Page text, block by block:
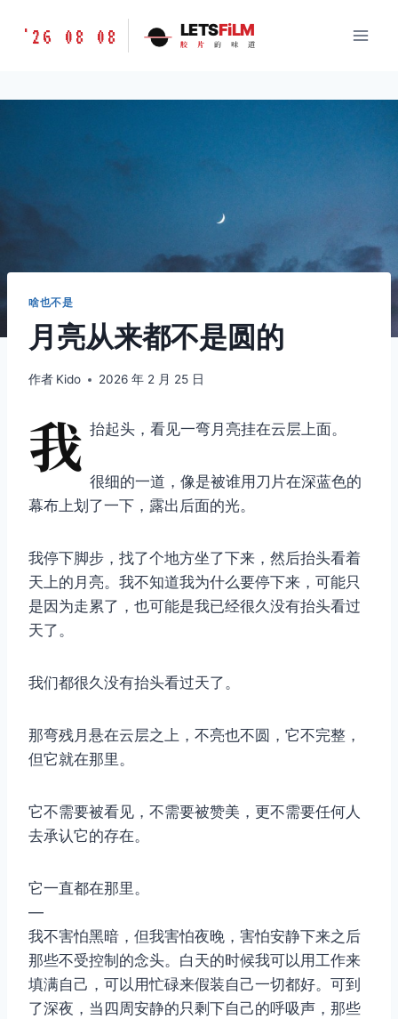
胶
味
'26 08 08 LETSFiLM
胶 片 的 味 道
啥也不是
月亮从来都不是圆的
作者 Kido 2026 年 2 月 25 日
我 抬起头，看见一弯月亮挂在云层上面。
很细的一道，像是被谁用刀片在深蓝色的
幕布上划了一下，露出后面的光。
我停下脚步，找了个地方坐了下来，然后抬头看着
天上的月亮。我不知道我为什么要停下来，可能只
是因为走累了，也可能是我已经很久没有抬头看过
天了。
我们都很久没有抬头看过天了。
那弯残月悬在云层之上，不亮也不圆，它不完整，
但它就在那里。
它不需要被看见，不需要被赞美，更不需要任何人
去承认它的存在。
它一直都在那里。
—
我不害怕黑暗，但我害怕夜晚，害怕安静下来之后
那些不受控制的念头。白天的时候我可以用工作来
填满自己，可以用忙碌来假装自己一切都好。可到
了深夜，当四周安静的只剩下自己的呼吸声，那些